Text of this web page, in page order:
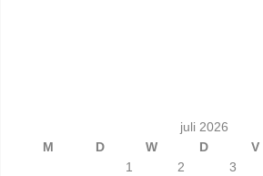
juli 2026
M
D W D V
1
2 3